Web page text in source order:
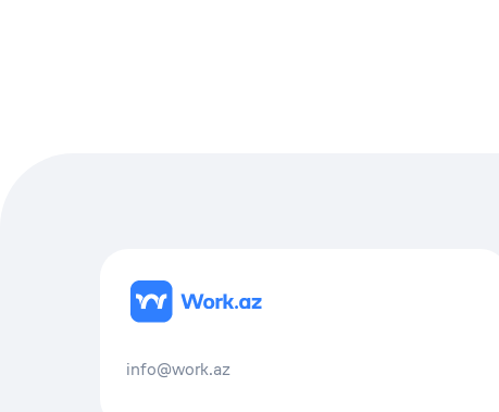
info@work.az